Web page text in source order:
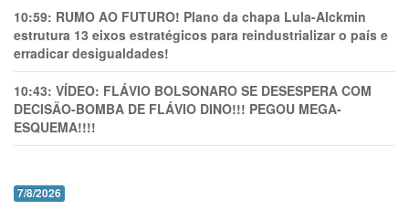
10:59: RUMO AO FUTURO! Plano da chapa Lula-Alckmin
estrutura 13 eixos estratégicos para reindustrializar o país e
erradicar desigualdades!
10:43: VÍDEO: FLÁVIO BOLSONARO SE DESESPERA COM
DECISÃO-BOMBA DE FLÁVIO DINO!!! PEGOU MEGA-
ESQUEMA!!!!
7/8/2026